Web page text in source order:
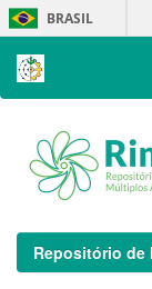
Skip
navigation
BRASIL
Repositório de